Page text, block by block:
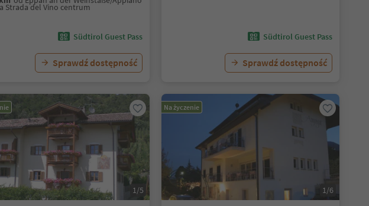
Strada del Vino centrum
Südtirol Guest Pass
Sprawdź dostępność
Südtirol Guest Pass
Sprawdź dostępność
1/5
Na życzenie
1/6